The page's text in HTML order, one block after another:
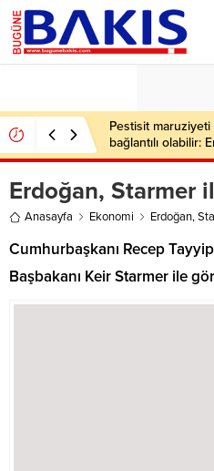
Pestisit maruziyeti
bağlantılı olabilir:
Erdoğan, Starmer
Anasayfa Ekonomi Erdoğan,
Cumhurbaşkanı Recep
Başbakanı Keir Starmer ile